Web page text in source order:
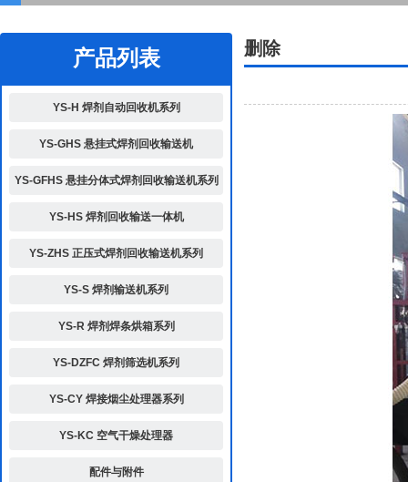
产品列表
YS-H 焊剂自动回收机系列
YS-GHS 悬挂式焊剂回收输送机
YS-GFHS 悬挂分体式焊剂回收输送机系列
YS-HS 焊剂回收输送一体机
YS-ZHS 正压式焊剂回收输送机系列
YS-S 焊剂输送机系列
YS-R 焊剂焊条烘箱系列
YS-DZFC 焊剂筛选机系列
YS-CY 焊接烟尘处理器系列
YS-KC 空气干燥处理器
配件与附件
删除